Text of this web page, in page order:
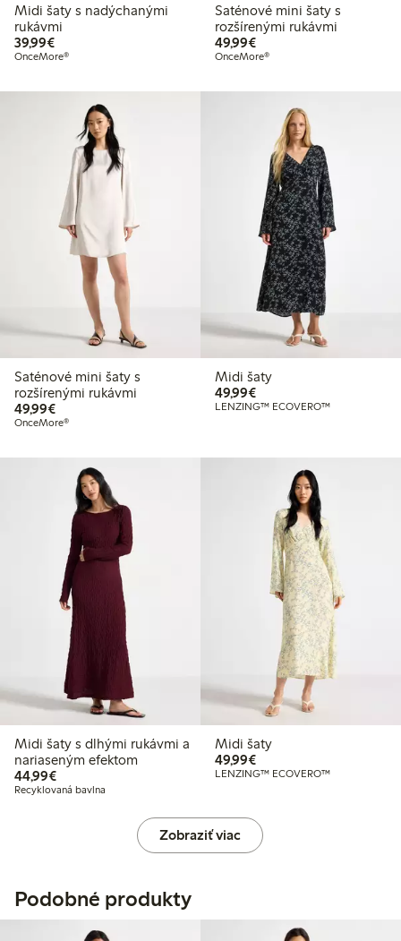
Midi šaty s nadýchanými
rukávmi
39,99€39,99 €
OnceMore®
Saténové mini šaty s
rozšírenými rukávmi
49,99€49,99 €
OnceMore®
Saténové mini šaty s
rozšírenými rukávmi
49,99€49,99 €
OnceMore®
Midi šaty
49,99€49,99 €
LENZING™ ECOVERO™
Midi šaty s dlhými rukávmi a
nariaseným efektom
44,99€44,99 €
Recyklovaná bavlna
Midi šaty
49,99€49,99 €
LENZING™ ECOVERO™
Zobraziť viac
Podobné produkty